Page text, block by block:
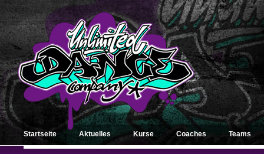
Startseite Aktuelles Kurse Coaches Teams